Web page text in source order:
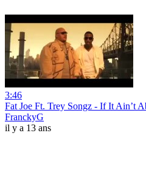
3:46
Fat Joe Ft. Trey Songz - If It Ain’t
FranckyG
il y a 13 ans